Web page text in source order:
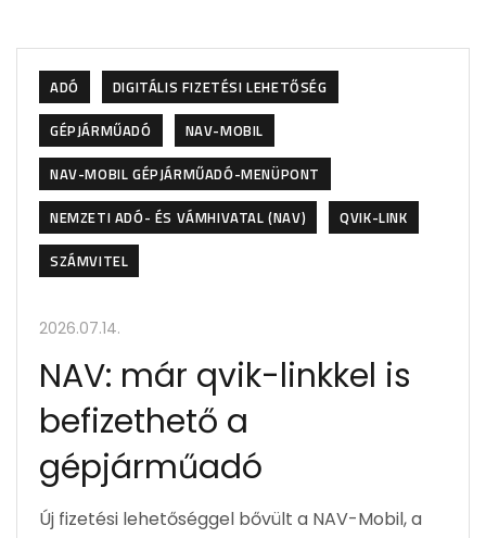
ADÓ
DIGITÁLIS FIZETÉSI LEHETŐSÉG
GÉPJÁRMŰADÓ
NAV-MOBIL
NAV-MOBIL GÉPJÁRMŰADÓ-MENÜPONT
NEMZETI ADÓ- ÉS VÁMHIVATAL (NAV)
QVIK-LINK
SZÁMVITEL
2026.07.14.
NAV: már qvik-linkkel is
befizethető a
gépjárműadó
Új fizetési lehetőséggel bővült a NAV-Mobil, a